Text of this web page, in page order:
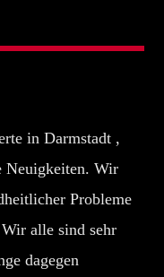
in Darmstadt ,
Neuigkeiten. Wir
Probleme
alle sind sehr
dagegen